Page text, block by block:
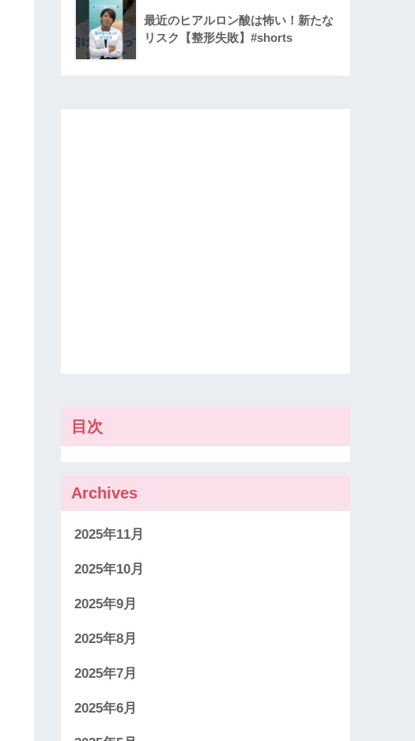
最近のヒアルロン酸は怖い！新たな
リスク【整形失敗】#shorts
目次
Archives
2025年11月
2025年10月
2025年9月
2025年8月
2025年7月
2025年6月